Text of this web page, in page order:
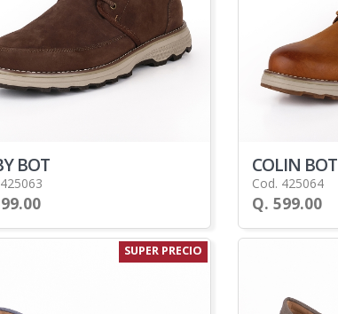
BOT COLIN BOT
Cod. 425064
Q. 599.00
SUPER PRECIO